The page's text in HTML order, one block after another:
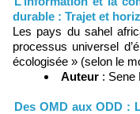
durable : Trajet et
Les pays du sahel
processus universel
écologisée » (selon le
Auteur : Sene
Des OMD aux ODD :